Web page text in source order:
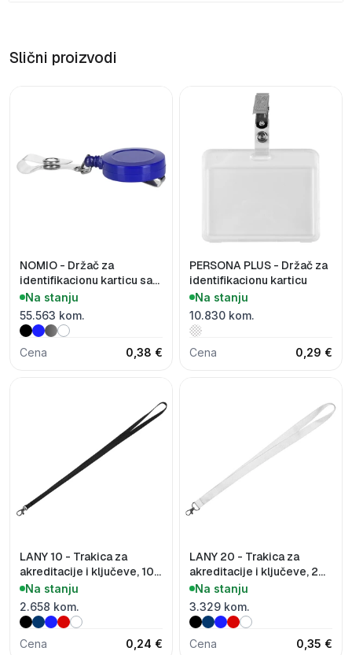
Slični proizvodi
NOMIO - Držač za
identifikacionu karticu sa
povratnim mehanizmom
Na stanju
55.563 kom.
Cena 0,38 €
PERSONA PLUS - Držač za
identifikacionu karticu
Na stanju
10.830 kom.
Cena 0,29 €
LANY 10 - Trakica za
akreditacije i ključeve, 10
mm
Na stanju
2.658 kom.
Cena 0,24 €
LANY 20 - Trakica za
akreditacije i ključeve, 20
mm
Na stanju
3.329 kom.
Cena 0,35 €